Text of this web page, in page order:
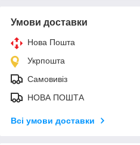
Умови доставки
Нова Пошта
Укрпошта
Самовивіз
НОВА ПОШТА
Всі умови доставки